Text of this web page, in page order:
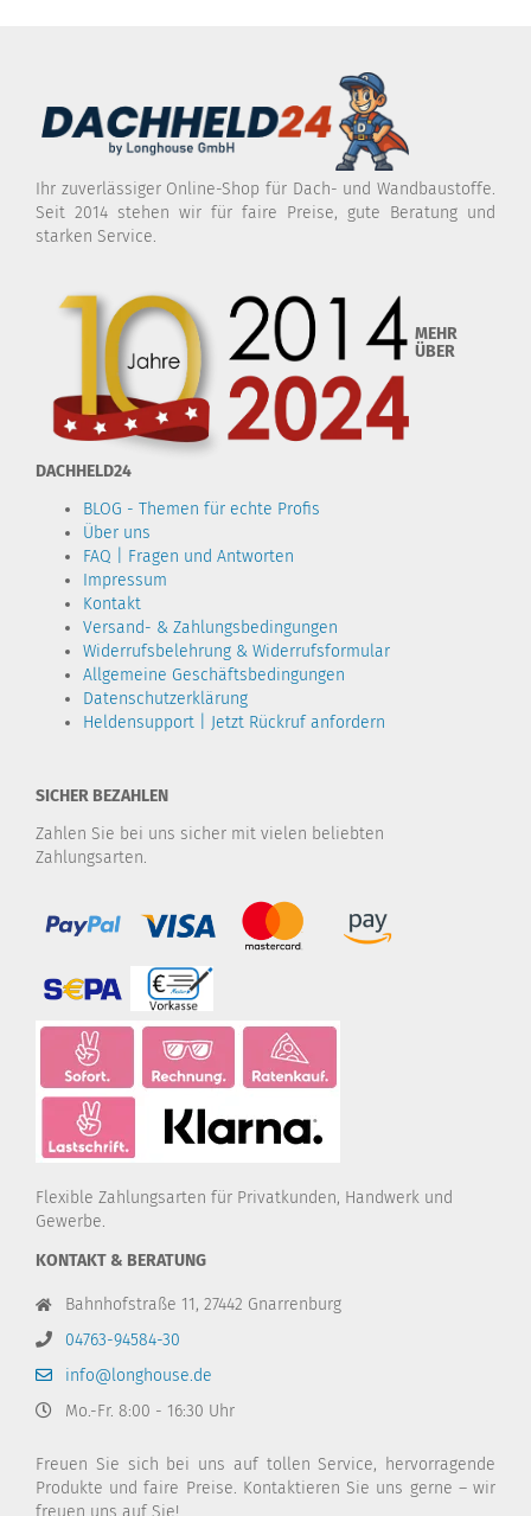
Ihr zuverlässiger Online-Shop für Dach- und Wandbaustoffe.
Seit 2014 stehen wir für faire Preise, gute Beratung und
starken Service.
MEHR
ÜBER
DACHHELD24
BLOG - Themen für echte Profis
Über uns
FAQ | Fragen und Antworten
Impressum
Kontakt
Versand- & Zahlungsbedingungen
Widerrufsbelehrung & Widerrufsformular
Allgemeine Geschäftsbedingungen
Datenschutzerklärung
Heldensupport | Jetzt Rückruf anfordern
SICHER BEZAHLEN
Zahlen Sie bei uns sicher mit vielen beliebten
Zahlungsarten.
Flexible Zahlungsarten für Privatkunden, Handwerk und
Gewerbe.
KONTAKT & BERATUNG
Bahnhofstraße 11, 27442 Gnarrenburg
04763-94584-30
info@longhouse.de
Mo.-Fr. 8:00 - 16:30 Uhr
Freuen Sie sich bei uns auf tollen Service, hervorragende
Produkte und faire Preise. Kontaktieren Sie uns gerne – wir
freuen uns auf Sie!